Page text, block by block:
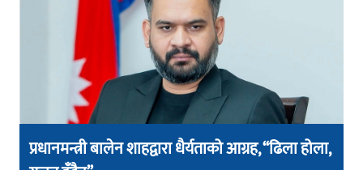
प्रधानमन्त्री बालेन शाहद्वारा धैर्यताको आग्रह, “ढिला होला,